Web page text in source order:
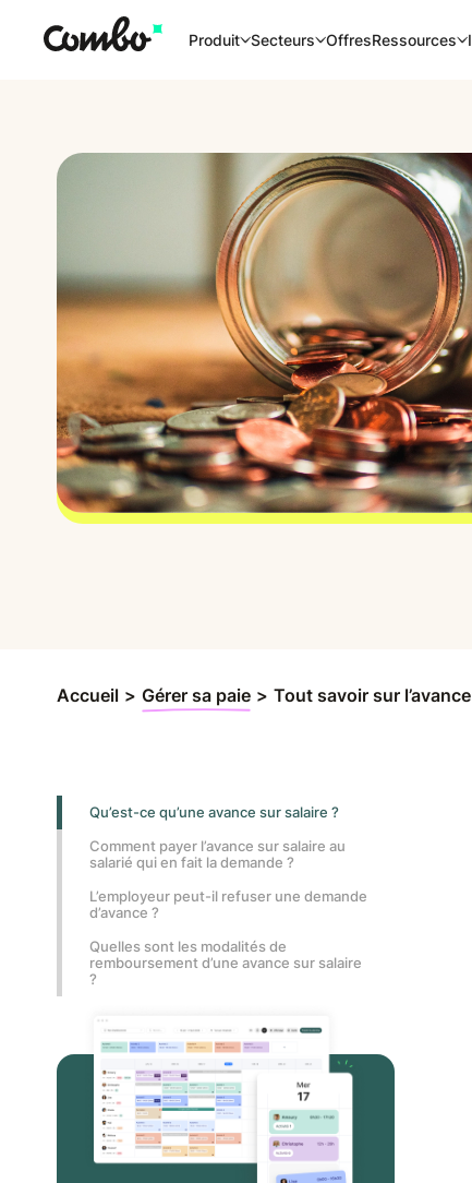
Produit Secteurs OffresRessources
Accueil > Gérer sa paie > Tout savoir sur
Qu’est-ce qu’une avance sur salaire ?
Comment payer l’avance sur salaire au
salarié qui en fait la demande ?
L’employeur peut-il refuser une demande
d’avance ?
Quelles sont les modalités de
remboursement d’une avance sur salaire
?